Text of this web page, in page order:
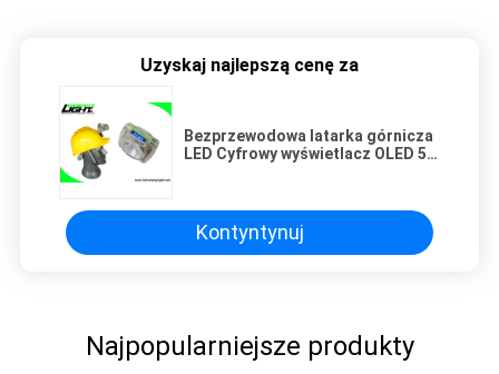
Uzyskaj najlepszą cenę za
Bezprzewodowa latarka górnicza
LED Cyfrowy wyświetlacz OLED 5V
Kontyntynuj
Najpopularniejsze produkty